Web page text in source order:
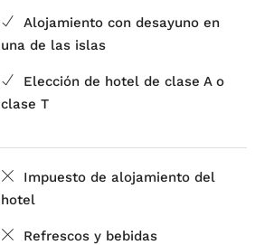
Alojamiento con desayuno en
una de las islas
Elección de hotel de clase A o
clase T
Impuesto de alojamiento del
hotel
Refrescos y bebidas